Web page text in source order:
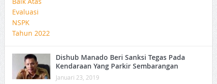
Dishub Manado Beri Sanksi Tegas Pada
Kendaraan Yang Parkir Sembarangan
Januari 23, 2019